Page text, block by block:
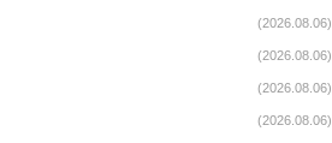
(2026.08.06)
(2026.08.06)
(2026.08.06)
(2026.08.06)